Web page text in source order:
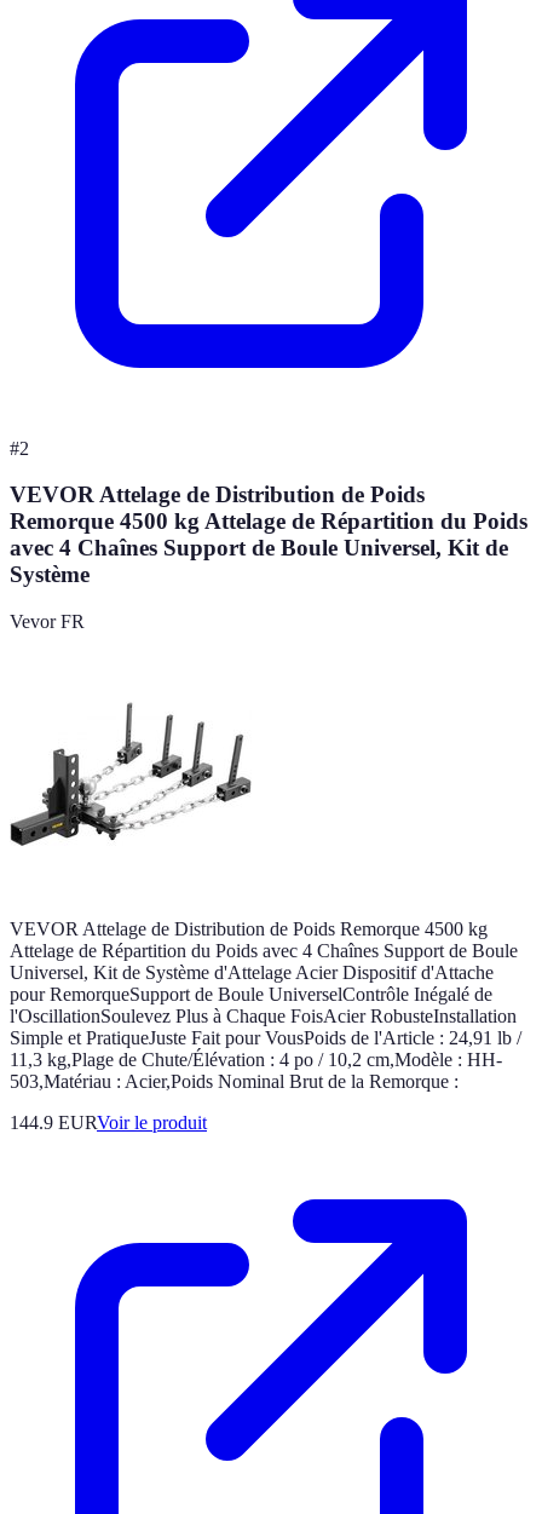
#2
VEVOR Attelage de Distribution de Poids
Remorque 4500 kg Attelage de Répartition du Poids
avec 4 Chaînes Support de Boule Universel, Kit de
Système
Vevor FR
VEVOR Attelage de Distribution de Poids Remorque 4500 kg
Attelage de Répartition du Poids avec 4 Chaînes Support de Boule
Universel, Kit de Système d'Attelage Acier Dispositif d'Attache
pour RemorqueSupport de Boule UniverselContrôle Inégalé de
l'OscillationSoulevez Plus à Chaque FoisAcier RobusteInstallation
Simple et PratiqueJuste Fait pour VousPoids de l'Article : 24,91 lb /
11,3 kg,Plage de Chute/Élévation : 4 po / 10,2 cm,Modèle : HH-
503,Matériau : Acier,Poids Nominal Brut de la Remorque :
144.9 EURVoir le produit